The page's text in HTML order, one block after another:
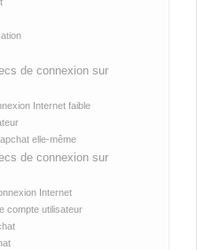
de connexion sur
Internet faible
elle-même
de connexion sur
Internet
compte utilisateur